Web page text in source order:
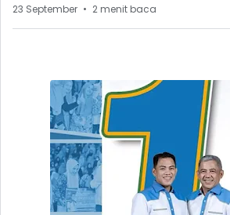
23 September 2 menit baca